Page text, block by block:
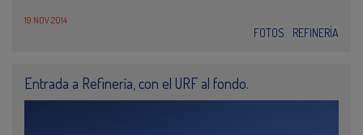
19 NOV 2014
FOTOS REFINERÍA
Entrada a Refinería, con el URF al fondo.